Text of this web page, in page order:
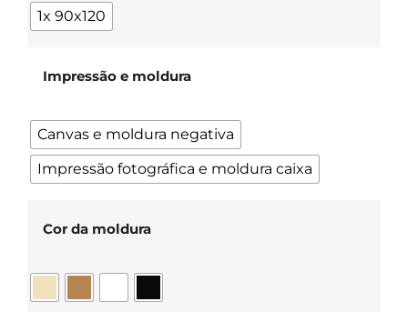
1x 90x120
Impressão e moldura
Canvas e moldura negativa
Impressão fotográfica e moldura caixa
Cor da moldura